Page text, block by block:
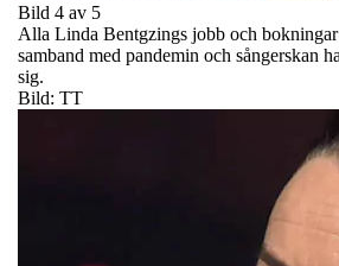
Bild 4 av 5
Alla Linda Bentgzings jobb och
samband med pandemin och sångerskan
sig.
Bild: TT